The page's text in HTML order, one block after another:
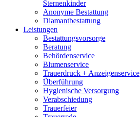
Sternenkinder
Anonyme Bestattung
Diamantbestattung
Leistungen
Bestattungsvorsorge
Beratung
Behördenservice
Blumenservice
Trauerdruck + Anzeigenservice
Überführung
Hygienische Versorgung
Verabschiedung
Trauerfeier